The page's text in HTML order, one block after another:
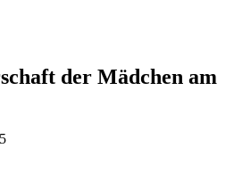
der Mädchen am